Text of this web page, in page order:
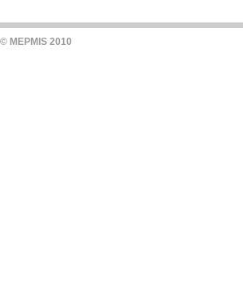
© MEPMIS 2010